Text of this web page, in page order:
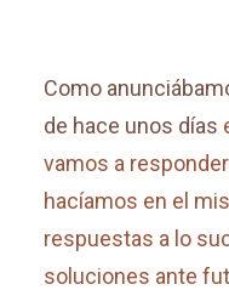
Como
de hace unos días
vamos a
hacíamos en el
respuestas a lo
soluciones ante